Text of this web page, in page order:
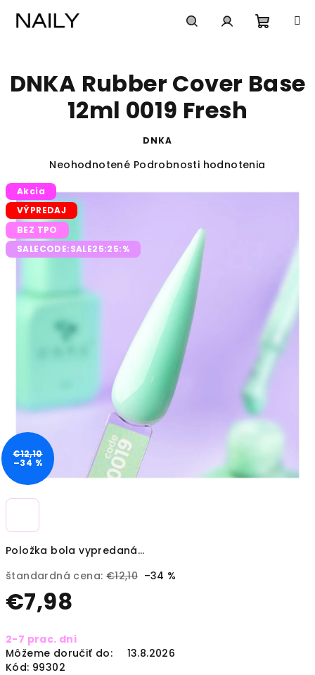
košík
Položka bola vypredaná…
štandardná cena: €12,10 –34 %
€7,98
cena:
2-7 prac. dni
Môžeme doručiť do:
13.8.2026
Kód: 99302
DNKA Rubber Cover Base
12ml 0019 Fresh
DNKA
Priemerné
produktu
je
0,0
z
5
Neohodnotené Podrobnosti hodnotenia
Akcia
VÝPREDAJ
BEZ TPO
SALECODE:SALE25:25:%
€12,10
–34 %